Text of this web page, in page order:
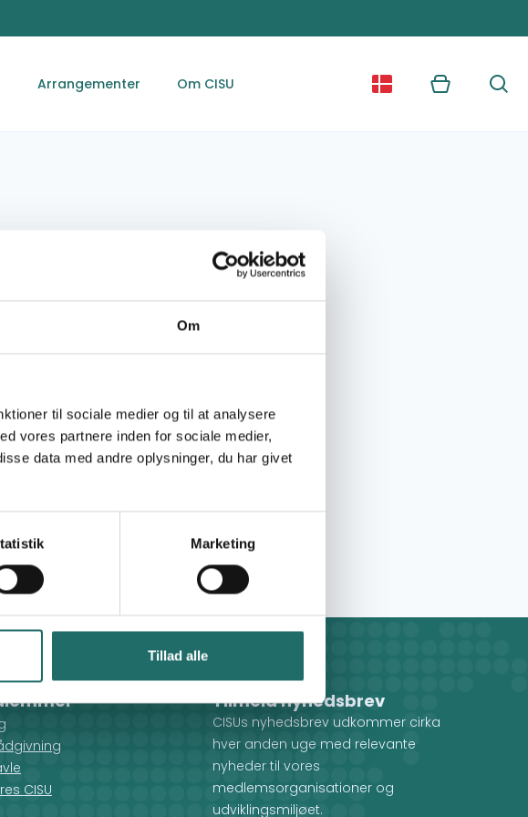
Om
til sociale medier og til at analysere
vores partnere inden for sociale medier,
data med andre oplysninger, du har givet
Marketing
Tillad alle
Arrangementer Om CISU Kurv Søg
CISU
Tilmeld nyhedsbrev
CISUs nyhedsbrev udkommer cirka
hver anden uge med relevante
nyheder til vores
medlemsorganisationer og
udviklingsmiljøet.